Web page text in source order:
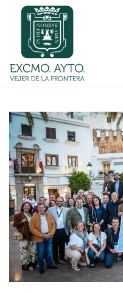
Skip to main content